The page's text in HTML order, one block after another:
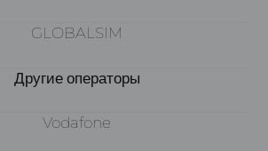
GLOBALSIM
Другие операторы
Vodafone